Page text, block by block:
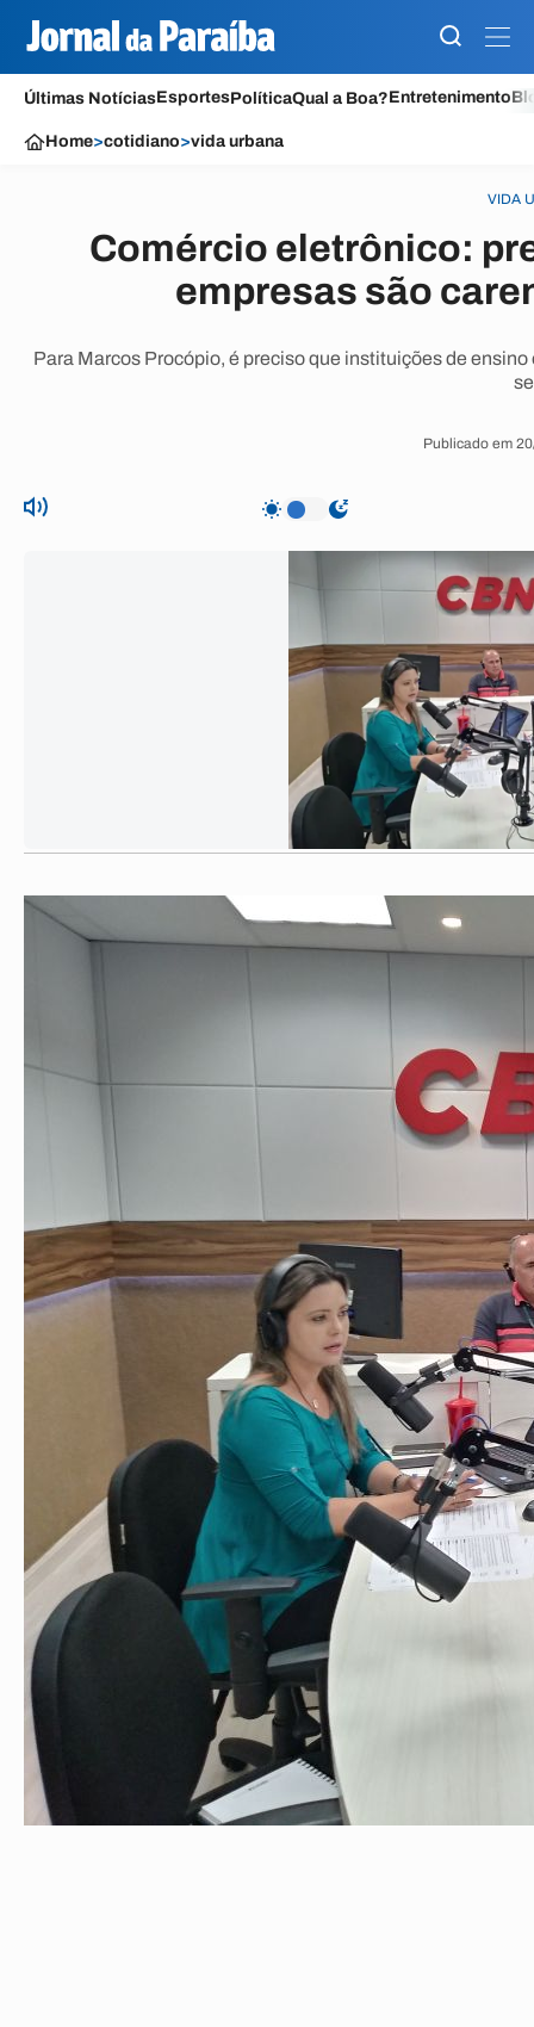
Últimas NotíciasEsportesPolíticaQual a Boa?Entretenimento
Home>cotidiano>vida urbana
VIDA
Comércio eletrônico:
empresas são
Para Marcos Procópio, é preciso que instituições de
Publicado em